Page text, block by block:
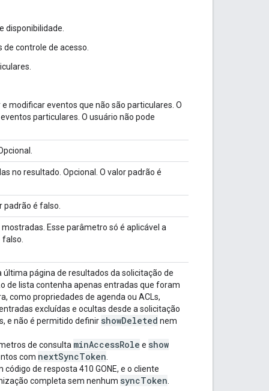
disponibilidade.
controle de acesso.
e modificar eventos que não são particulares. O
particulares. O usuário não pode
no resultado. Opcional. O valor padrão é
padrão é falso.
Esse parâmetro só é aplicável a
página de resultados da solicitação de
de lista contenha apenas entradas que foram
como propriedades de agenda ou ACLs,
excluídas e ocultas desde a solicitação
e não é permitido definir showDeleted nem
de consulta minAccessRole e show
com nextSyncToken
de resposta 410 GONE, e o cliente
completa sem nenhum syncToken